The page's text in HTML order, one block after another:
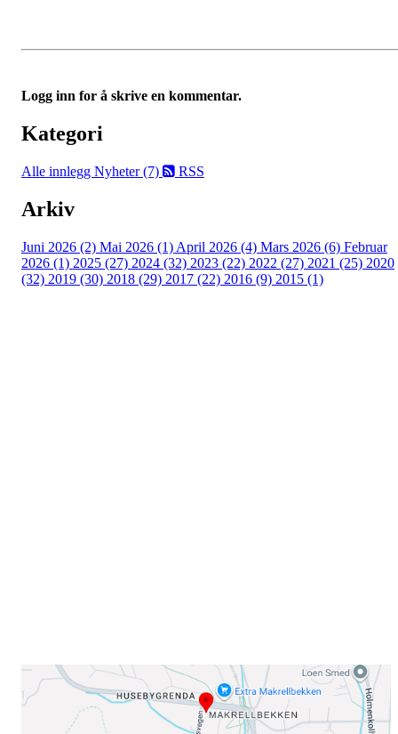
Logg inn for å skrive en kommentar.
Kategori
Alle innlegg Nyheter (7) RSS
Arkiv
Juni 2026 (2) Mai 2026 (1) April 2026 (4) Mars 2026 (6) Februar
2026 (1) 2025 (27) 2024 (32) 2023 (22) 2022 (27) 2021 (25) 2020
(32) 2019 (30) 2018 (29) 2017 (22) 2016 (9) 2015 (1)